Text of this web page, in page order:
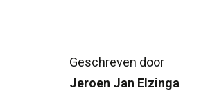
Geschreven door
Jeroen Jan Elzinga